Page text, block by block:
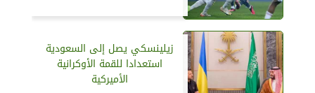
زيلينسكي يصل إلى السعودية
استعدادا للقمة الأوكرانية
الأميركية